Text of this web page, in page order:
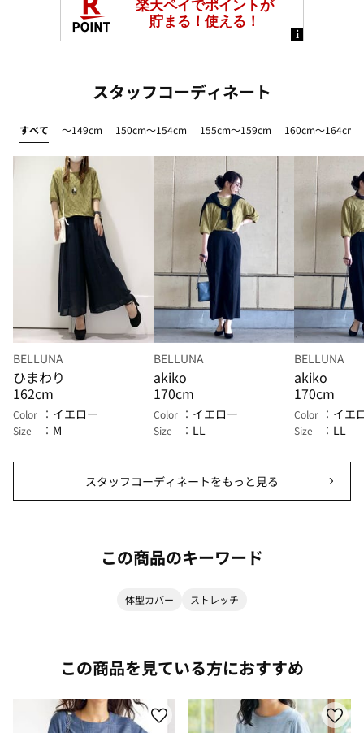
スタッフコーディネート
すべて ～149cm 150cm～154cm 155cm～159cm 160cm～164cm
BELLUNA
ひまわり
162cm
Color イエロー
Size M
BELLUNA
akiko
170cm
Color イエロー
Size LL
BELLUNA
akiko
170cm
Color イエ
Size LL
スタッフコーディネートをもっと見る
この商品のキーワード
体型カバー ストレッチ
この商品を見ている方におすすめ